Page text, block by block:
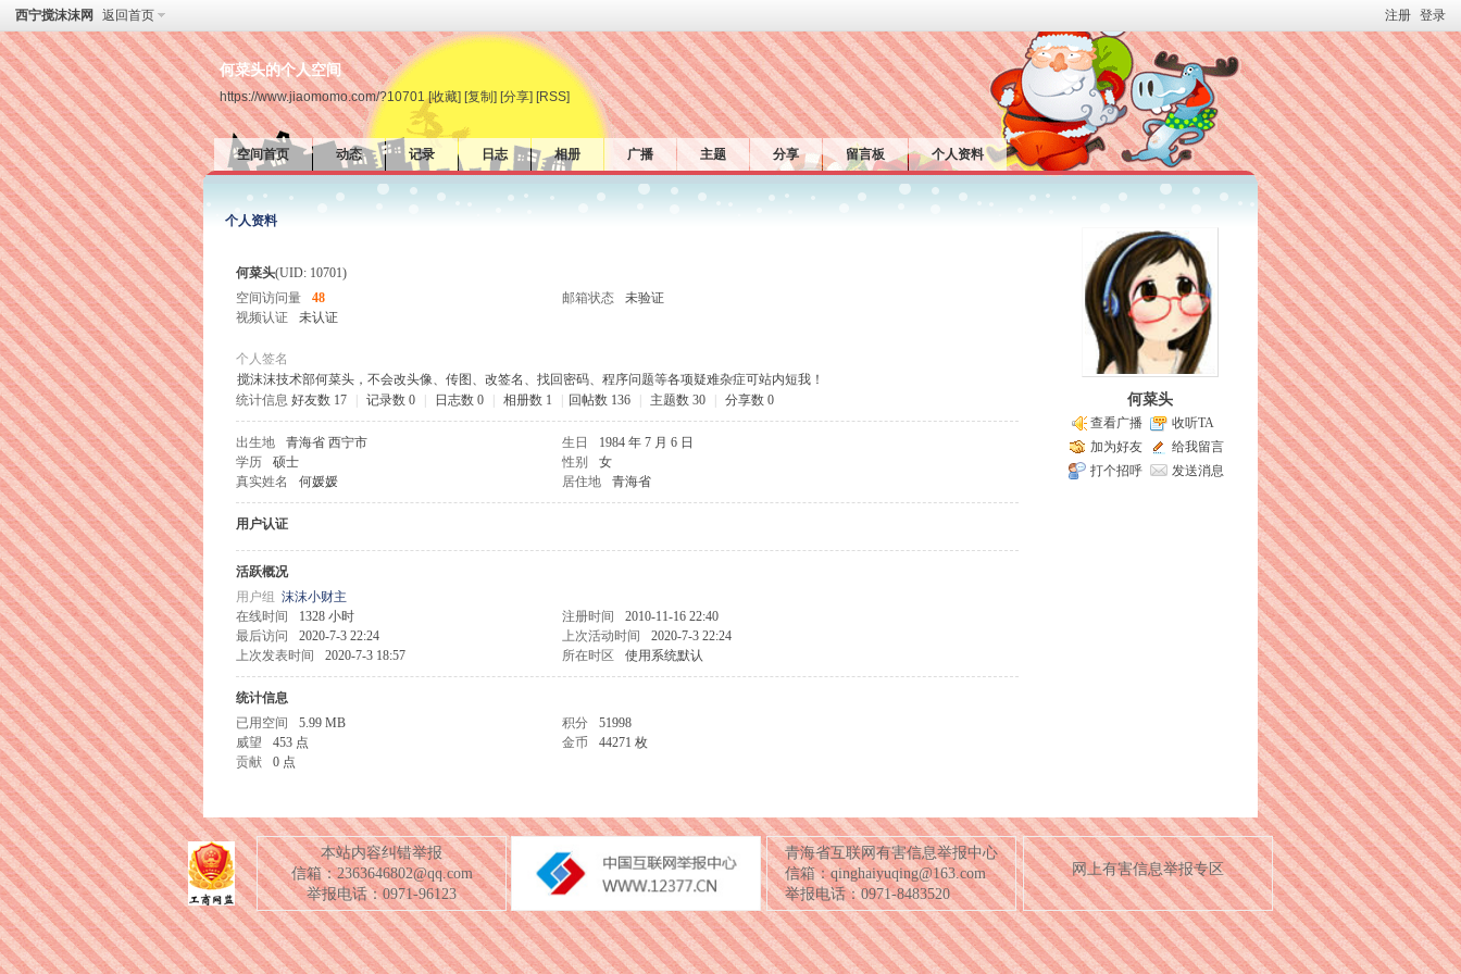
注册 登录
西宁搅沫沫网 返回首页
何菜头的个人空间
https://www.jiaomomo.com/?10701 [收藏] [复制] [分享] [RSS]
空间首页 动态 记录 日志 相册 广播 主题 分享 留言板 个人资料
个人资料
何菜头(UID: 10701)
空间访问量
48 邮箱状态
未验证
视频认证
未认证
个人签名
搅沫沫技术部何菜头，不会改头像、传图、改签名、找回密码、程序问题等各项疑难杂症可站内短我！
统计信息 好友数 17 记录数 0 日志数 0 相册数 1 回帖数 136 主题数 30 分享数 0
出生地 青海省 西宁市 生日
1984 年 7 月 6 日
学历
硕士 性别
女
真实姓名
何媛媛 居住地 青海省
用户认证
活跃概况
用户组 沫沫小财主
在线时间
1328 小时 注册时间
2010-11-16 22:40
最后访问
2020-7-3 22:24 上次活动时间
2020-7-3 22:24
上次发表时间
2020-7-3 18:57 所在时区 使用系统默认
统计信息
已用空间
5.99 MB 积分
51998
威望
453 点 金币
44271 枚
贡献
0 点
何菜头
查看广播
收听TA
加为好友
给我留言
打个招呼
发送消息
本站内容纠错举报
信箱：2363646802@qq.com
举报电话：0971-96123
青海省互联网有害信息举报中心
信箱：qinghaiyuqing@163.com
举报电话：0971-8483520
网上有害信息举报专区